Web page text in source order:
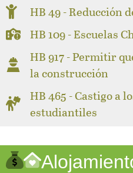
HB 49 - Reducción
HB 109 - Escuelas
HB 917 - Permitir
la construcción
HB 465 - Castigo a
estudiantiles